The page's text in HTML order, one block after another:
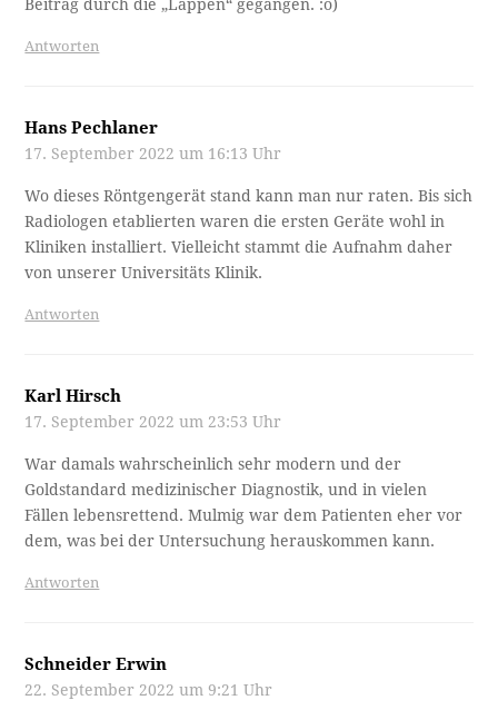
Beitrag durch die „Lappen“ gegangen. :o)
Antworten
Hans Pechlaner
17. September 2022 um 16:13 Uhr
Wo dieses Röntgengerät stand kann man nur raten. Bis sich
Radiologen etablierten waren die ersten Geräte wohl in
Kliniken installiert. Vielleicht stammt die Aufnahm daher
von unserer Universitäts Klinik.
Antworten
Karl Hirsch
17. September 2022 um 23:53 Uhr
War damals wahrscheinlich sehr modern und der
Goldstandard medizinischer Diagnostik, und in vielen
Fällen lebensrettend. Mulmig war dem Patienten eher vor
dem, was bei der Untersuchung herauskommen kann.
Antworten
Schneider Erwin
22. September 2022 um 9:21 Uhr